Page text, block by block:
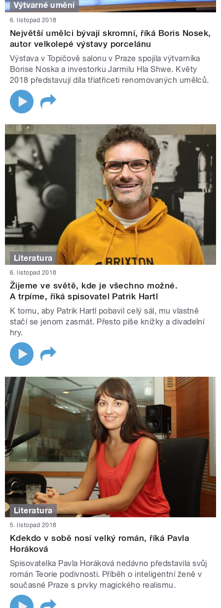
Výtvarné umění
6. listopad 2018
Největší umělci bývají skromní, říká Boris Nosek,
autor velkolepé výstavy porcelánu
Výstava v Topičově salonu v Praze spojila výtvarníka
Borise Noska a investorku Jarmilu Hla Shwe. Květy
2018 představují díla třiatřiceti renomovaných umělců.
Literatura
6. listopad 2018
Žijeme ve světě, kde je všechno možné.
A trpíme, říká spisovatel Patrik Hartl
K tomu, aby Patrik Hartl pobavil celý sál, mu vlastně
stačí se jenom zasmát. Přesto píše knížky a divadelní
hry.
Literatura
5. listopad 2018
Kdekdo v sobě nosí velký román, říká Pavla
Horáková
Spisovatelka Pavla Horáková nedávno představila svůj
román Teorie podivnosti. Příběh o inteligentní ženě v
současné Praze s prvky magického realismu.